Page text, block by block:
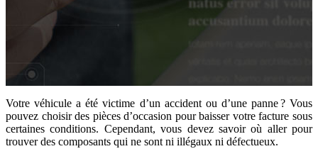
Votre véhicule a été victime d’un accident ou d’une panne ? Vous
pouvez choisir des pièces d’occasion pour baisser votre facture sous
certaines conditions. Cependant, vous devez savoir où aller pour
trouver des composants qui ne sont ni illégaux ni défectueux.